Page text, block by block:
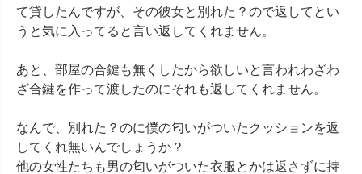
て貸したんですが、その彼女と別れた？ので返してとい
うと気に入ってると言い返してくれません。
あと、部屋の合鍵も無くしたから欲しいと言われわざわ
ざ合鍵を作って渡したのにそれも返してくれません。
なんで、別れた？のに僕の匂いがついたクッションを返
してくれ無いんでしょうか？
他の女性たちも男の匂いがついた衣服とかは返さずに持